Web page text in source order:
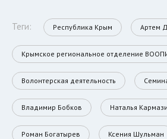
Теги: Республика Крым Артем
Крымское региональное отделение
Волонтерская деятельность
Владимир Бобков Наталья
Роман Богатырев Ксения Шульман